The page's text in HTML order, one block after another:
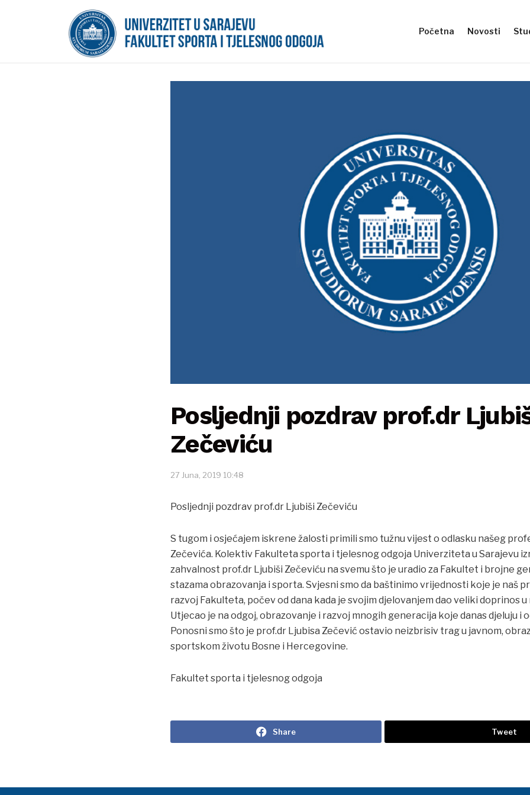
Početna Novosti
Posljednji pozdrav prof.dr
Zečeviću
27 Juna, 2019 10:48
Posljednji pozdrav prof.dr Ljubiši Zečeviću
S tugom i osjećajem iskrene žalosti primili smo tužnu vijest o odlasku našeg
Zečevića. Kolektiv Fakulteta sporta i tjelesnog odgoja Univerziteta u Sarajevu
zahvalnost prof.dr Ljubiši Zečeviću na svemu što je uradio za Fakultet i brojne
stazama obrazovanja i sporta. Svjesni smo da baštinimo vrijednosti koje je naš
razvoj Fakulteta, počev od dana kada je svojim djelovanjem dao veliki doprinos
Utjecao je na odgoj, obrazovanje i razvoj mnogih generacija koje danas djeluju i
Ponosni smo što je prof.dr Ljubisa Zečević ostavio neizbrisiv trag u javnom,
sportskom životu Bosne i Hercegovine.
Fakultet sporta i tjelesnog odgoja
Share Tweet